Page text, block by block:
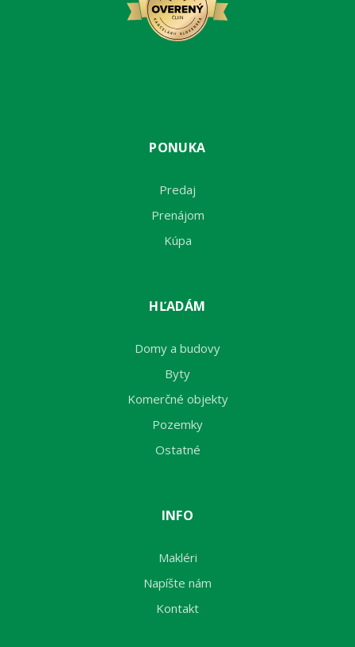
PONUKA
Predaj
Prenájom
Kúpa
HĽADÁM
Domy a budovy
Byty
Komerčné objekty
Pozemky
Ostatné
INFO
Makléri
Napíšte nám
Kontakt